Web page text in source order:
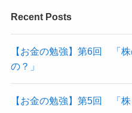
Recent Posts
【お金の勉強】第6回 「
の？」
【お金の勉強】第5回 「株